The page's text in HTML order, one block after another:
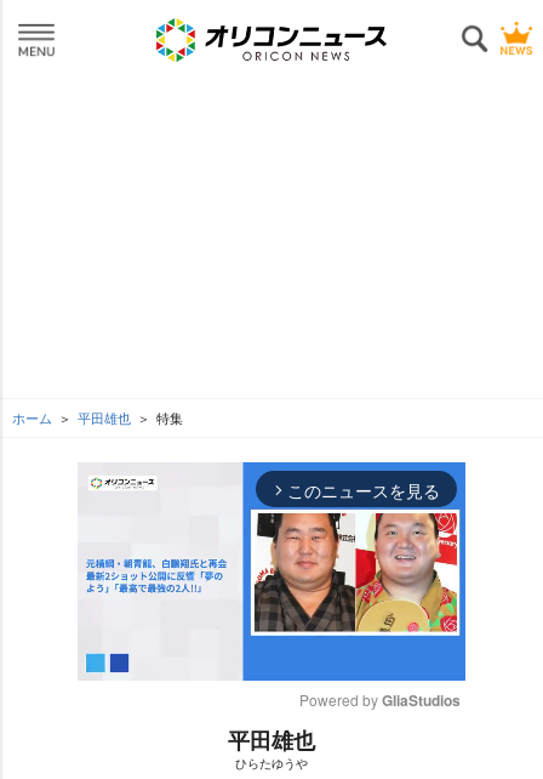
ホーム 平田雄也 特集
arrow_forward_ios このニュースを見る
Powered by GliaStudios
平田雄也
ひらたゆう